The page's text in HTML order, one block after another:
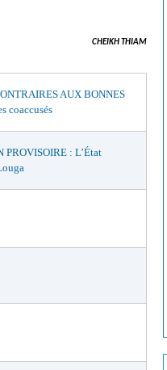
CHEIKH THIAM
AUX BONNES
coaccusés
: L’État